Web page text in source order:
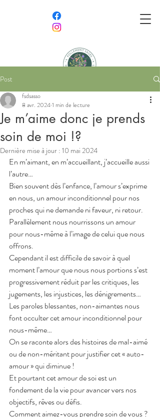
Follement Sages,
Délicieusement Sauvages
Association semeuse de bien-être et
amoureuse de nature
Post
Je m’aime donc je prends
soin de moi !?
fsdsasso
8 avr. 20241 min de lecture
Dernière mise à jour : 10 mai 2024
En m’aimant, en m’accueillant, j’accueille aussi
l’autre…
Bien souvent dès l’enfance, l’amour s’exprime
en nous, un amour inconditionnel pour nos
proches qui ne demande ni faveur, ni retour.
Parallèlement nous nourrissons un amour
pour nous-même à l’image de celui que nous
offrons.
Cependant il est difficile de savoir à quel
moment l’amour que nous nous portions s’est
progressivement réduit par les critiques, les
jugements, les injustices, les dénigrements…
Les paroles blessantes, non-aimantes nous
font occulter cet amour inconditionnel pour
nous-même…
On se raconte alors des histoires de mal-aimé
ou de non-méritant pour justifier cet « auto-
amour » qui diminue !
Et pourtant cet amour de soi est un
fondement de la vie pour avancer vers nos
objectifs, rêves ou défis.
Comment aimez-vous prendre soin de vous ?